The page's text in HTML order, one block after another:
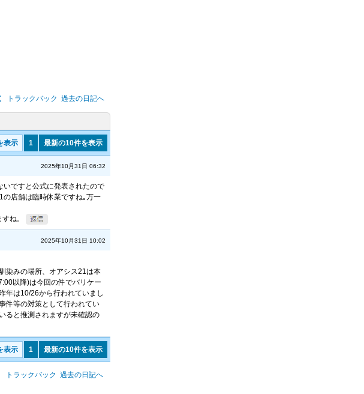
トラックバック 過去の日記へ
表示 1 最新の10件を表示
2025年10月31日 06:32
いですと公式に発表されたので
店舗は臨時休業ですね｡万一
ね。
2025年10月31日 10:02
染みの場所、オアシス21は本
以降)は今回の件でバリケー
年は10/26から行われていまし
件等の対策として行われてい
ると推測されますが未確認の
表示 1 最新の10件を表示
トラックバック 過去の日記へ